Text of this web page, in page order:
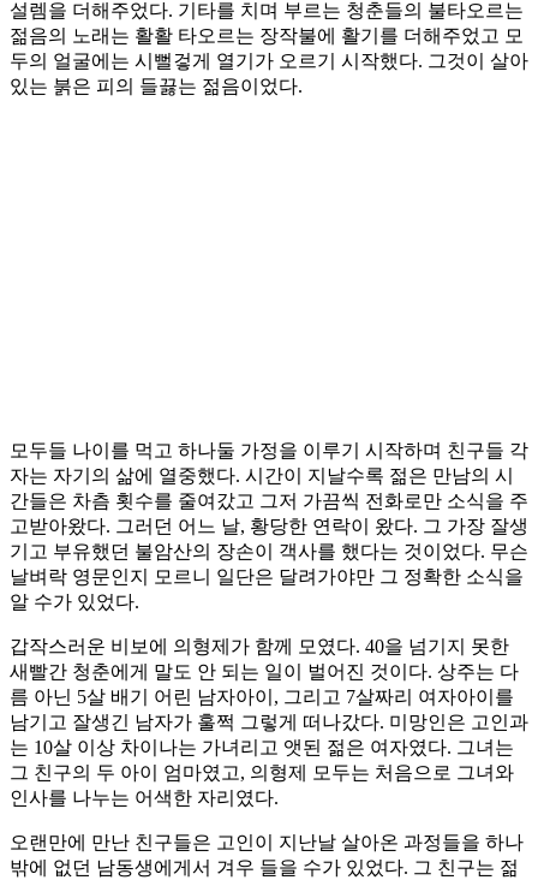
설렘을 더해주었다. 기타를 치며 부르는 청춘들의 불타오르는
젊음의 노래는 활활 타오르는 장작불에 활기를 더해주었고 모
두의 얼굴에는 시뻘겋게 열기가 오르기 시작했다. 그것이 살아
있는 붉은 피의 들끓는 젊음이었다.
모두들 나이를 먹고 하나둘 가정을 이루기 시작하며 친구들 각
자는 자기의 삶에 열중했다. 시간이 지날수록 젊은 만남의 시
간들은 차츰 횟수를 줄여갔고 그저 가끔씩 전화로만 소식을 주
고받아왔다. 그러던 어느 날, 황당한 연락이 왔다. 그 가장 잘생
기고 부유했던 불암산의 장손이 객사를 했다는 것이었다. 무슨
날벼락 영문인지 모르니 일단은 달려가야만 그 정확한 소식을
알 수가 있었다.
갑작스러운 비보에 의형제가 함께 모였다. 40을 넘기지 못한
새빨간 청춘에게 말도 안 되는 일이 벌어진 것이다. 상주는 다
름 아닌 5살 배기 어린 남자아이, 그리고 7살짜리 여자아이를
남기고 잘생긴 남자가 훌쩍 그렇게 떠나갔다. 미망인은 고인과
는 10살 이상 차이나는 가녀리고 앳된 젊은 여자였다. 그녀는
그 친구의 두 아이 엄마였고, 의형제 모두는 처음으로 그녀와
인사를 나누는 어색한 자리였다.
오랜만에 만난 친구들은 고인이 지난날 살아온 과정들을 하나
밖에 없던 남동생에게서 겨우 들을 수가 있었다. 그 친구는 젊